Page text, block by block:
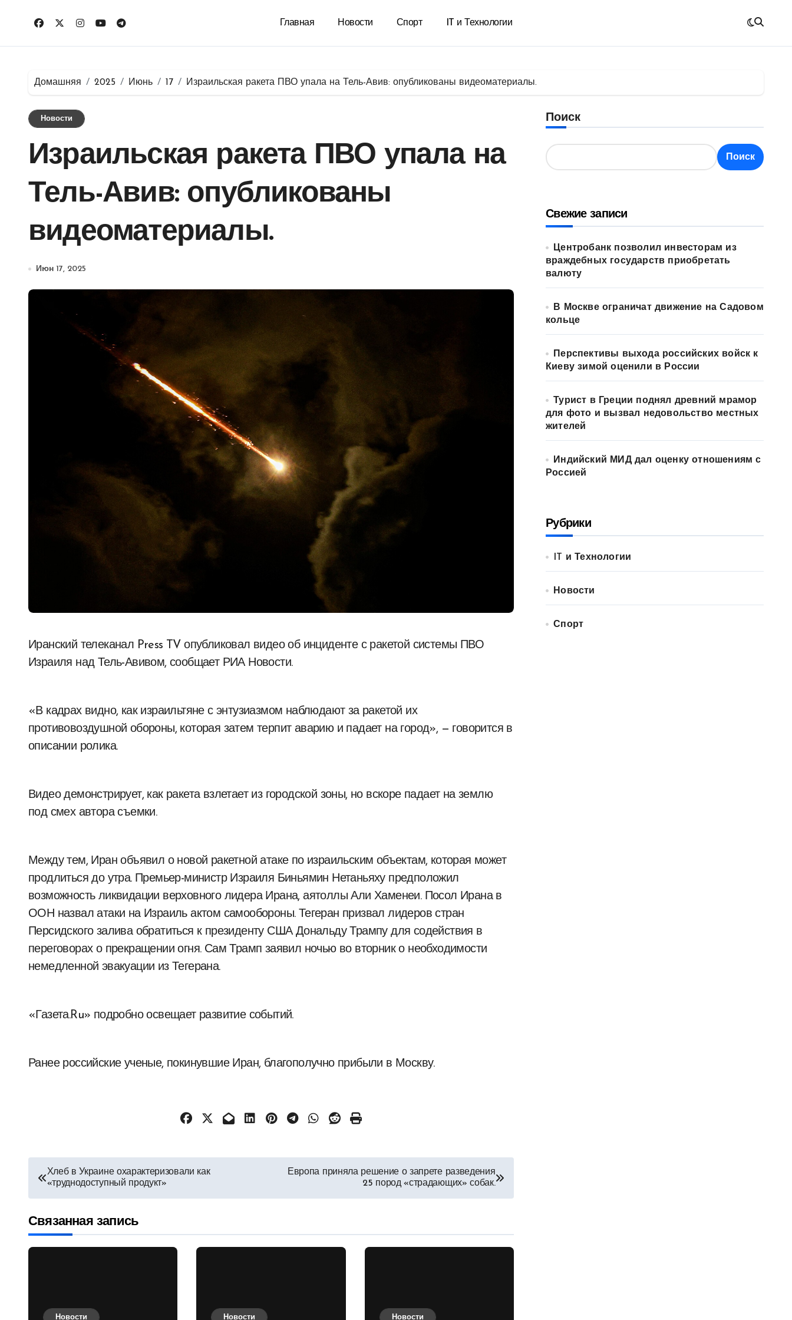
Главная Новости Спорт IT и Технологии
Домашняя 2025 Июнь 17 Израильская ракета ПВО упала на Тель-Авив: опубликованы видеоматериалы.
Новости
Израильская ракета ПВО упала на
Тель-Авив: опубликованы
видеоматериалы.
Июн 17, 2025
Иранский телеканал Press TV опубликовал видео об инциденте с ракетой системы ПВО
Израиля над Тель-Авивом, сообщает РИА Новости.
«В кадрах видно, как израильтяне с энтузиазмом наблюдают за ракетой их
противовоздушной обороны, которая затем терпит аварию и падает на город», — говорится в
описании ролика.
Видео демонстрирует, как ракета взлетает из городской зоны, но вскоре падает на землю
под смех автора съемки.
Между тем, Иран объявил о новой ракетной атаке по израильским объектам, которая может
продлиться до утра. Премьер-министр Израиля Биньямин Нетаньяху предположил
возможность ликвидации верховного лидера Ирана, аятоллы Али Хаменеи. Посол Ирана в
ООН назвал атаки на Израиль актом самообороны. Тегеран призвал лидеров стран
Персидского залива обратиться к президенту США Дональду Трампу для содействия в
переговорах о прекращении огня. Сам Трамп заявил ночью во вторник о необходимости
немедленной эвакуации из Тегерана.
«Газета.Ru» подробно освещает развитие событий.
Ранее российские ученые, покинувшие Иран, благополучно прибыли в Москву.
Навигация
по
записям
Хлеб в Украине охарактеризовали как
«труднодоступный продукт»
Европа приняла решение о запрете разведения
25 пород «страдающих» собак.
Связанная запись
Новости Новости Новости
Поиск
Поиск
Свежие записи
Центробанк позволил инвесторам из
враждебных государств приобретать
валюту
В Москве ограничат движение на Садовом
кольце
Перспективы выхода российских войск к
Киеву зимой оценили в России
Турист в Греции поднял древний мрамор
для фото и вызвал недовольство местных
жителей
Индийский МИД дал оценку отношениям с
Россией
Рубрики
IT и Технологии
Новости
Спорт